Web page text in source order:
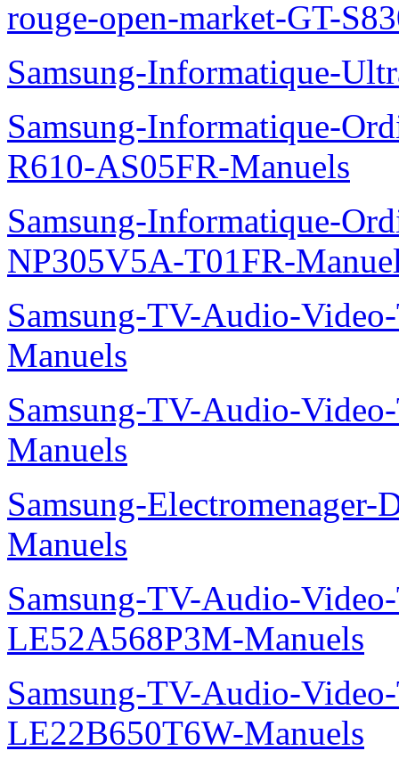
rouge-open-market-GT-
Samsung-Informatique-
Samsung-Informatique-
R610-AS05FR-Manuels
Samsung-Informatique-
NP305V5A-T01FR-
Samsung-TV-Audio-
Manuels
Samsung-TV-Audio-
Manuels
Samsung-
Manuels
Samsung-TV-Audio-
LE52A568P3M-Manuels
Samsung-TV-Audio-
LE22B650T6W-Manuels